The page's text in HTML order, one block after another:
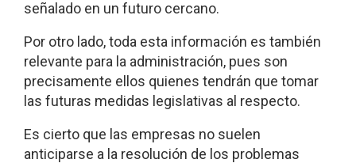
señalado en un futuro cercano.
Por otro lado, toda esta información es también
relevante para la administración, pues son
precisamente ellos quienes tendrán que tomar
las futuras medidas legislativas al respecto.
Es cierto que las empresas no suelen
anticiparse a la resolución de los problemas